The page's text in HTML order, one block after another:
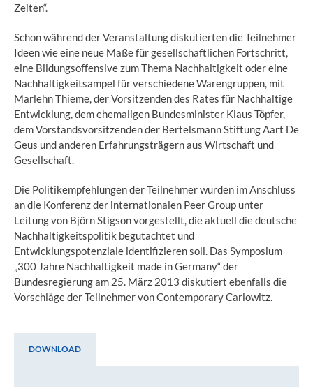
Zeiten“.
Schon während der Veranstaltung diskutierten die Teilnehmer
Ideen wie eine neue Maße für gesellschaftlichen Fortschritt,
eine Bildungsoffensive zum Thema Nachhaltigkeit oder eine
Nachhaltigkeitsampel für verschiedene Warengruppen, mit
Marlehn Thieme, der Vorsitzenden des Rates für Nachhaltige
Entwicklung, dem ehemaligen Bundesminister Klaus Töpfer,
dem Vorstandsvorsitzenden der Bertelsmann Stiftung Aart De
Geus und anderen Erfahrungsträgern aus Wirtschaft und
Gesellschaft.
Die Politikempfehlungen der Teilnehmer wurden im Anschluss
an die Konferenz der internationalen Peer Group unter
Leitung von Björn Stigson vorgestellt, die aktuell die deutsche
Nachhaltigkeitspolitik begutachtet und
Entwicklungspotenziale identifizieren soll. Das Symposium
„300 Jahre Nachhaltigkeit made in Germany“ der
Bundesregierung am 25. März 2013 diskutiert ebenfalls die
Vorschläge der Teilnehmer von Contemporary Carlowitz.
DOWNLOAD